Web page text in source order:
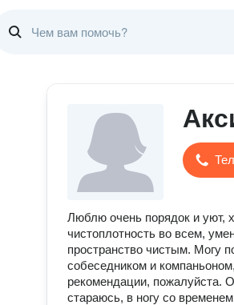
Люблю очень порядок и уют,
чистоплотность во всем,
пространство чистым. Могу
собеседником и
рекомендации, пожалуйста.
стараюсь, в ногу со